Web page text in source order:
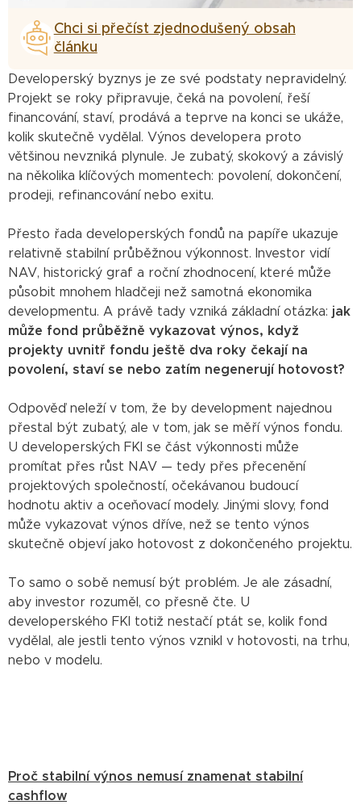
Chci si přečíst zjednodušený obsah
článku
Developerský byznys je ze své podstaty nepravidelný.
Projekt se roky připravuje, čeká na povolení, řeší
financování, staví, prodává a teprve na konci se ukáže,
kolik skutečně vydělal. Výnos developera proto
většinou nevzniká plynule. Je zubatý, skokový a závislý
na několika klíčových momentech: povolení, dokončení,
prodeji, refinancování nebo exitu.
Přesto řada developerských fondů na papíře ukazuje
relativně stabilní průběžnou výkonnost. Investor vidí
NAV, historický graf a roční zhodnocení, které může
působit mnohem hladčeji než samotná ekonomika
developmentu. A právě tady vzniká základní otázka: jak
může fond průběžně vykazovat výnos, když
projekty uvnitř fondu ještě dva roky čekají na
povolení, staví se nebo zatím negenerují hotovost?
Odpověď neleží v tom, že by development najednou
přestal být zubatý, ale v tom, jak se měří výnos fondu.
U developerských FKI se část výkonnosti může
promítat přes růst NAV — tedy přes přecenění
projektových společností, očekávanou budoucí
hodnotu aktiv a oceňovací modely. Jinými slovy, fond
může vykazovat výnos dříve, než se tento výnos
skutečně objeví jako hotovost z dokončeného projektu.
To samo o sobě nemusí být problém. Je ale zásadní,
aby investor rozuměl, co přesně čte. U
developerského FKI totiž nestačí ptát se, kolik fond
vydělal, ale jestli tento výnos vznikl v hotovosti, na trhu,
nebo v modelu.
Proč stabilní výnos nemusí znamenat stabilní
cashflow